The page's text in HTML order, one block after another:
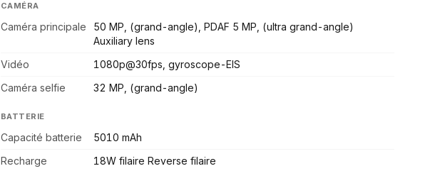
CAMÉRA
Caméra principale
50 MP, (grand-angle), PDAF 5 MP, (ultra grand-angle)
Auxiliary lens
Vidéo
1080p@30fps, gyroscope-EIS
Caméra selfie
32 MP, (grand-angle)
BATTERIE
Capacité batterie
5010 mAh
Recharge
18W filaire Reverse filaire